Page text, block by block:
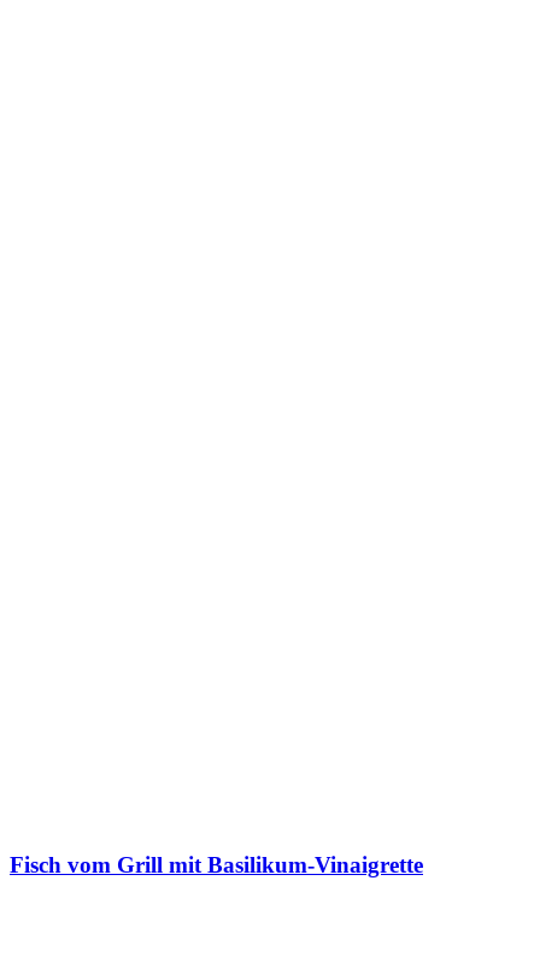
Fisch vom Grill mit Basilikum-Vinaigrette